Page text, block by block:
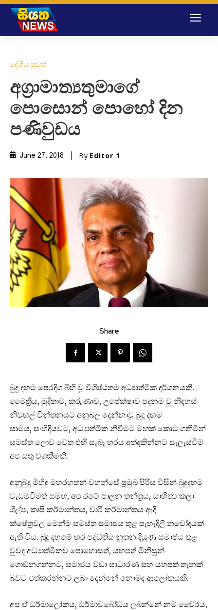
දේශීය පුවත්
අග්‍රාමාත්‍යතුමාගේ
පොසොන් පොහෝ දින
පණිවුඩය
June 27, 2018 By Editor 1
Share
බුදු දහම පෙරදිග බිහි වූ විශිෂ්ඨතම අධ්‍යාත්මික දර්ශනයකි.
මෛත්‍රීය, මුදිතාව, කරුණාව, උපේක්ෂාව පදනම වූ නිදහස්
නිවහල් චින්තනයට අනුබල දෙන්නාවූ බුදු දහම
සාමය, සංහිදියවට, අධ්‍යාත්මික නිවීමට මඟක් කොට ගනිමින්
සමස්ත ලොව වෙත එහි සැබෑ හරය අත්දකින්නට සැලැස්වීම
අප සතු වගකීමකි.
අනුබුදු මිහිඳු මහරහතන් වහන්සේ ප්‍රමුඛ පිරිස විසින් බුදුදහම
වැඩමවීමත් සමඟ, අප රටේ පාලන තන්ත්‍රය, සාහිත්‍ය කලා
ශිල්ප, කෘෂි කර්මාන්තය, වාරි කර්මාන්තය ආදී
ක්ෂේත්‍රවල මෙන්ම සමස්ත සමාජය තුළ පැහැදිලි නවෝදයක්
ඇති විය. බුදු දහමේ හර පද්ධතිය නූතන දියුණු සමාජය තුළ
වුවද අධ්‍යාත්මිකව පොහොසත්, යහපත් මිනිසුන්
ගොඩනගන්නට, සමාජය වඩා සාධාරණ සහ යහපත් තැනක්
බවට පත්කරන්නට ලබා දෙන්නේ නොමඳ ආලෝකයකි.
අප ඒ ධර්මාලෝකය, ධර්මාවබෝධය ලබන්නේ නම් වෛරය,